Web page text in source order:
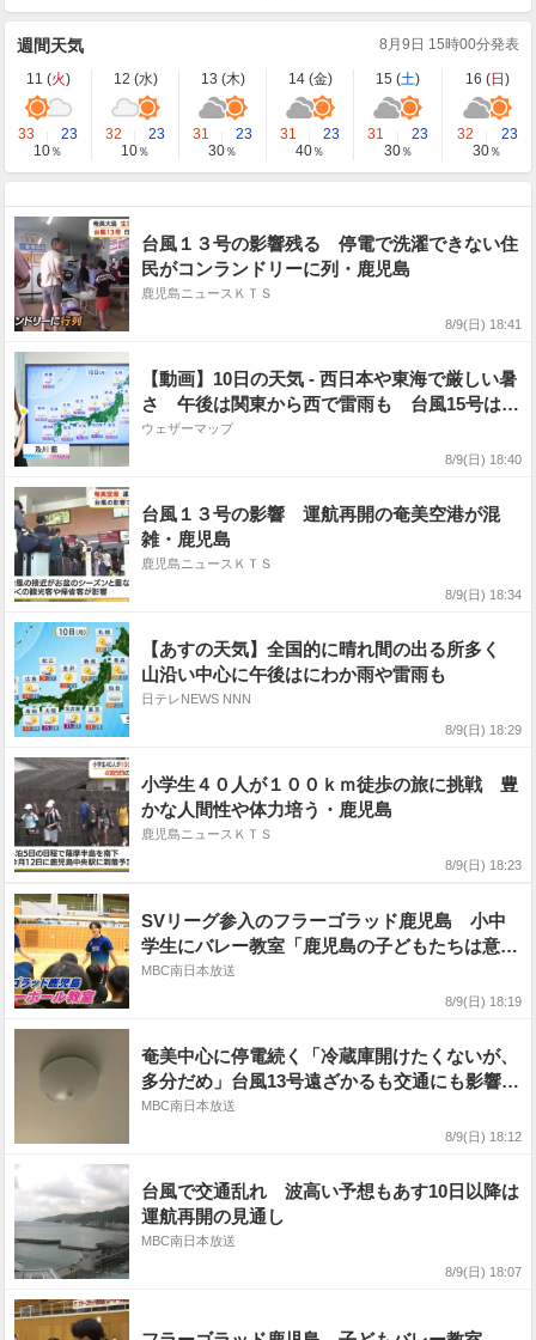
週間天気 8月9日 15時00分発表
11 (火) 12 (水) 13 (木) 14 (金) 15 (土) 16 (日 )
33
23
10％
32
23
10％
31
23
30％
31
23
40％
31
23
30％
32
23
30％
台風１３号の影響残る 停電で洗濯できない住
民がコンランドリーに列・鹿児島
鹿児島ニュースＫＴＳ
8/9(日) 18:41
【動画】10日の天気 - 西日本や東海で厳しい暑
さ 午後は関東から西で雷雨も 台風15号は東
北へ（9日19時更新）
ウェザーマップ
8/9(日) 18:40
台風１３号の影響 運航再開の奄美空港が混
雑・鹿児島
鹿児島ニュースＫＴＳ
8/9(日) 18:34
【あすの天気】全国的に晴れ間の出る所多く
山沿い中心に午後はにわか雨や雷雨も
日テレNEWS NNN
8/9(日) 18:29
小学生４０人が１００ｋｍ徒歩の旅に挑戦 豊
かな人間性や体力培う・鹿児島
鹿児島ニュースＫＴＳ
8/9(日) 18:23
SVリーグ参入のフラーゴラッド鹿児島 小中
学生にバレー教室「鹿児島の子どもたちは意欲
がある」
MBC南日本放送
8/9(日) 18:19
奄美中心に停電続く「冷蔵庫開けたくないが、
多分だめ」台風13号遠ざかるも交通にも影響
鹿児島
MBC南日本放送
8/9(日) 18:12
台風で交通乱れ 波高い予想もあす10日以降は
運航再開の見通し
MBC南日本放送
8/9(日) 18:07